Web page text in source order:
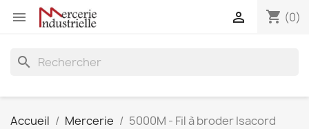
 shopping_cart (0)

search
Accueil Mercerie 5000M - Fil à broder Isacord